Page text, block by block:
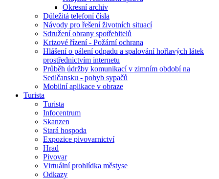
Okresní archiv
Důležitá telefoní čísla
Návody pro řešení životních situací
Sdružení obrany spotřebitelů
Krizové řízení - Požární ochrana
Hlášení o pálení odpadu a spalování hořlavých látek
prostřednictvím internetu
Průběh údržby komunikací v zimním období na
Sedlčansku - pohyb sypačů
Mobilní aplikace v obraze
Turista
Turista
Infocentrum
Skanzen
Stará hospoda
Expozice pivovarnictví
Hrad
Pivovar
Virtuální prohlídka městyse
Odkazy